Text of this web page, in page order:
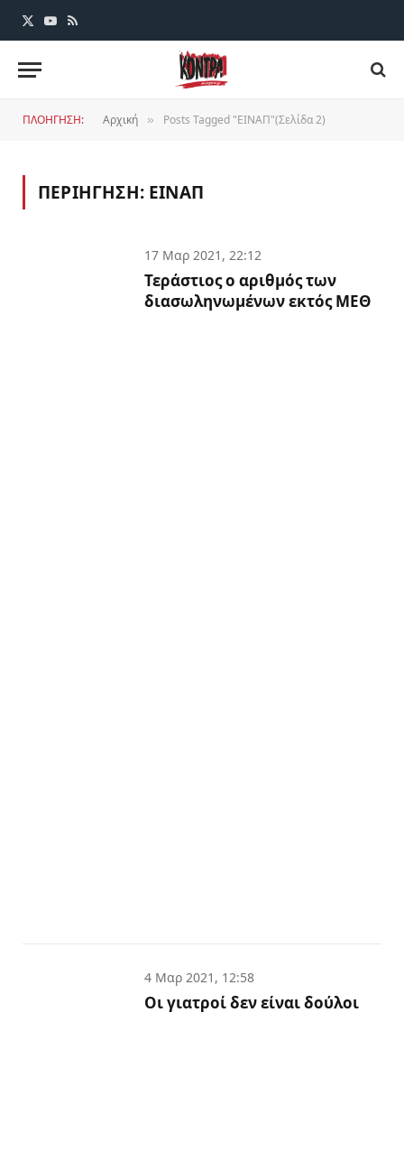
X
YouTube
RSS
ΠΛΟΗΓΗΣΗ: Αρχική » Posts Tagged "ΕΙΝΑΠ"(Σελίδα 2)
ΠΕΡΙΗΓΗΣΗ: ΕΙΝΑΠ
17 Μαρ 2021, 22:12
Τεράστιος ο αριθμός των
διασωληνωμένων εκτός ΜΕΘ
4 Μαρ 2021, 12:58
Οι γιατροί δεν είναι δούλοι